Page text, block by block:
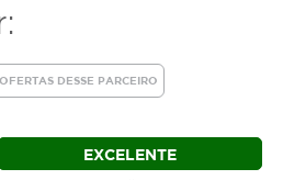
DESSE PARCEIRO
EXCELENTE